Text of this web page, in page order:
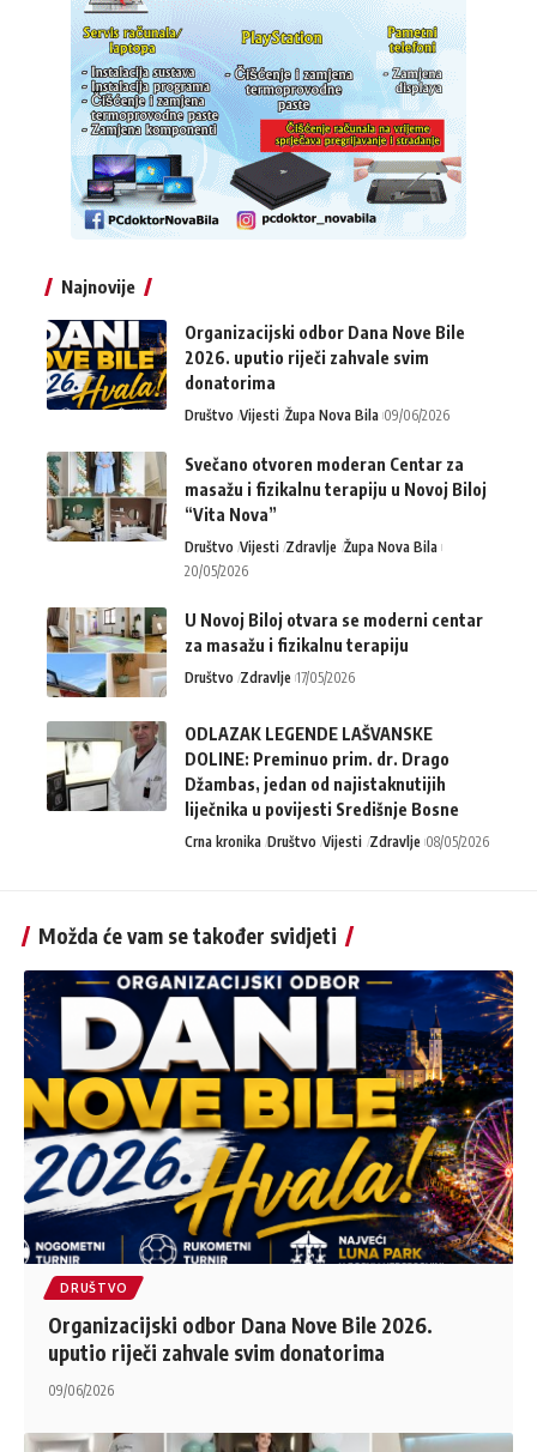
Najnovije
Organizacijski odbor Dana Nove Bile
2026. uputio riječi zahvale svim
donatorima
Društvo Vijesti Župa Nova Bila 09/06/2026
Svečano otvoren moderan Centar za
masažu i fizikalnu terapiju u Novoj Biloj
“Vita Nova”
Društvo Vijesti Zdravlje Župa Nova Bila
20/05/2026
U Novoj Biloj otvara se moderni centar
za masažu i fizikalnu terapiju
Društvo Zdravlje 17/05/2026
ODLAZAK LEGENDE LAŠVANSKE
DOLINE: Preminuo prim. dr. Drago
Džambas, jedan od najistaknutijih
liječnika u povijesti Središnje Bosne
Crna kronika Društvo Vijesti Zdravlje 08/05/2026
Možda će vam se također svidjeti
DRUŠTVO
Organizacijski odbor Dana Nove Bile 2026.
uputio riječi zahvale svim donatorima
09/06/2026